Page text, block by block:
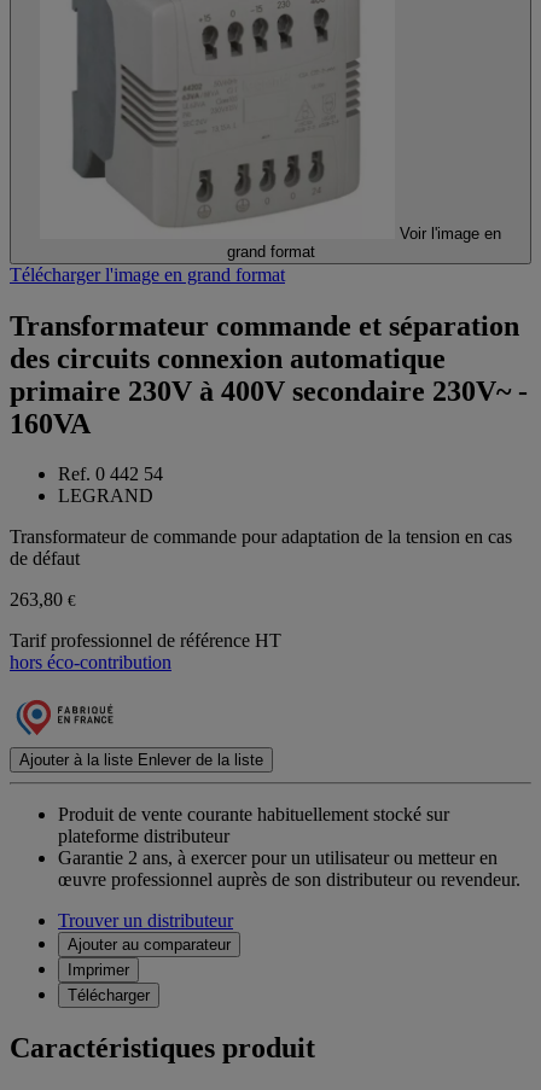
Voir l'image en
grand format
Télécharger l'image en grand format
Transformateur commande et séparation
des circuits connexion automatique
primaire 230V à 400V secondaire 230V~ -
160VA
Ref. 0 442 54
LEGRAND
Transformateur de commande pour adaptation de la tension en cas
de défaut
263,80 €
Tarif professionnel de référence HT
hors éco-contribution
Ajouter à la liste Enlever de la liste
Produit de vente courante habituellement stocké sur
plateforme distributeur
Garantie 2 ans, à exercer pour un utilisateur ou metteur en
œuvre professionnel auprès de son distributeur ou revendeur.
Trouver un distributeur
Ajouter au comparateur
Imprimer
Télécharger
Caractéristiques produit